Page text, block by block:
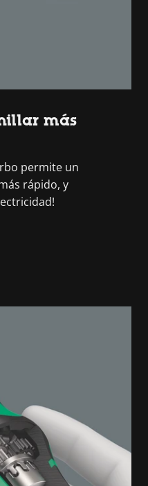
más
permite un
rápido, y